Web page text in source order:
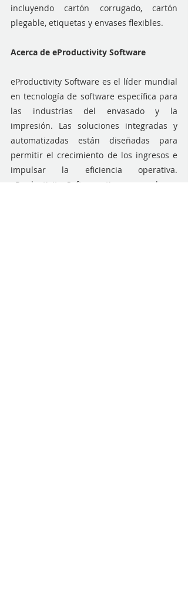
incluyendo cartón corrugado, cartón
plegable, etiquetas y envases flexibles.
Acerca de eProductivity Software
eProductivity Software es el líder mundial
en tecnología de software específica para
las industrias del envasado y la
impresión. Las soluciones integradas y
automatizadas están diseñadas para
permitir el crecimiento de los ingresos e
impulsar la eficiencia operativa.
eProductivity Software tiene su sede en